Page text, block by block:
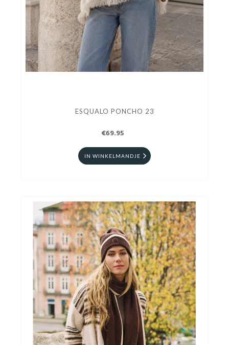
ESQUALO PONCHO 23
€69.95
IN WINKELMANDJE